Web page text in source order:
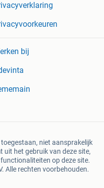
bij
niet aansprakelijk
het gebruik van deze site,
op deze site.
Alle rechten voorbehouden.